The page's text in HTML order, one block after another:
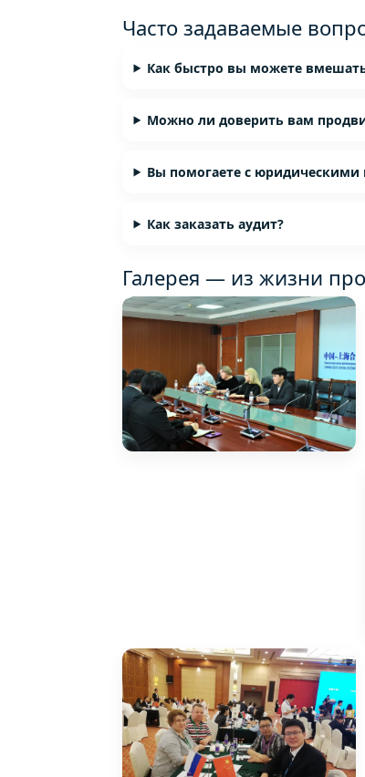
Часто задаваемые
Как быстро вы можете
Можно ли доверить вам
Вы помогаете с
Как заказать аудит?
Галерея — из жизни